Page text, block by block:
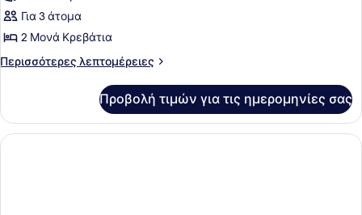
για
Basic
Μονόκλινο
Δωμάτιο
Για 3 άτομα
2 Μονά Κρεβάτια
Περισσότερες λεπτομέρειες
Περισσότερες
Μονόκλινο
Δωμάτιο
Προβολή τιμών για τις ημερομηνίες σας